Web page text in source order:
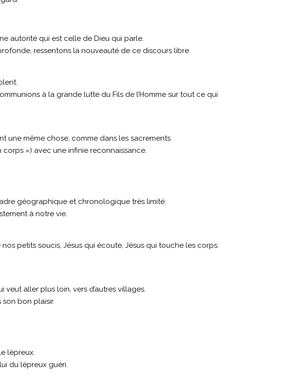
autorité qui est celle de Dieu qui parle.
ressentons la nouveauté de ce discours libre.
à la grande lutte du Fils de l’Homme sur tout ce qui
une même chose, comme dans les sacrements.
») avec une infinie reconnaissance.
géographique et chronologique très limité.
à notre vie.
petits soucis, Jésus qui écoute, Jésus qui touche les corps.
aller plus loin, vers d’autres villages.
bon plaisir.
lépreux.
du lépreux guéri.